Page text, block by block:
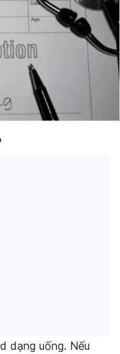
dạng uống. Nếu